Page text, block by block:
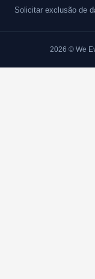
Solicitar exclusão de
2026 © We